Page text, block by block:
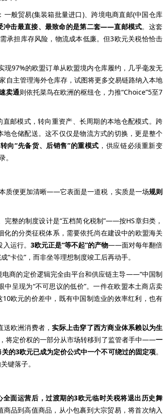
般贸易(集装箱批量进口)、跨境电商直邮(中国仓库
冲击最直接、最致命的是第二套——直邮模式。这套
承担库存风险，物流成本低廉。但3欧元关税恰恰击
现97%的欧盟订单从欧盟境内仓库履约，几乎毫发无
自主管理海外仓库存，试图将更多交易链路纳入本地
卖通则依托菜鸟在欧洲的枢纽仓，力推“Choice”5至7
邮模式，转向重资产、长周期的本地仓配模式。跨
仓储配送。这不仅仅是物流方式的切换，更是整个
向“先备货、后销售”的重模式 ，供应链必须重新变
便更加清晰——它表面是一道税，实质是一场规则
整的制度设计是“五档简化税制”——按HS章归类，
的分类征税体系，需要依托尚在建设中的欧盟海关
运行。 3欧元正是“等不起”的产物——面对每年翻倍
卡位”，而非坐等理想制度竣工后再动手。
电商的定价逻辑完全由平台和供应链主导——“中国制
中呈现为“不可思议的低价”。一件在欧盟本土商店卖
欧元的价差中，既有中国制造业的效率红利，也有
欧洲消费者，实际上击穿了西方商业体系赖以为生
将定价权的一部分从市场转移到了监管者手中——一
的3欧元已成为定价公式中一个不可绕过的固定项。
键落子。
面运营后，过渡期的3欧元临时关税将退出历史舞
品到高值商品，从小包裹到大宗贸易，将首次纳入